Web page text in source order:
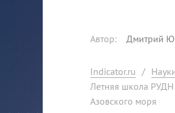
Автор: Дмитрий
Indicator.ru /
Летняя школа РУДН
Азовского моря